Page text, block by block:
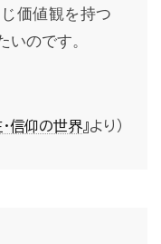
価値観を持つ
のです。
・信仰の世界』より）